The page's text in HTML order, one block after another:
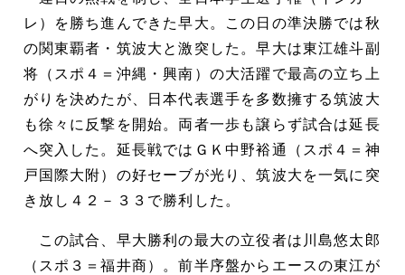
レ）を勝ち進んできた早大。この日の準決勝では秋
の関東覇者・筑波大と激突した。早大は東江雄斗副
将（スポ４＝沖縄・興南）の大活躍で最高の立ち上
がりを決めたが、日本代表選手を多数擁する筑波大
も徐々に反撃を開始。両者一歩も譲らず試合は延長
へ突入した。延長戦ではＧＫ中野裕通（スポ４＝神
戸国際大附）の好セーブが光り、筑波大を一気に突
き放し４２－３３で勝利した。
この試合、早大勝利の最大の立役者は川島悠太郎
（スポ３＝福井商）。前半序盤からエースの東江が